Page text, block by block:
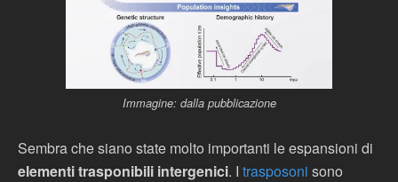
Immagine: dalla pubblicazione
Sembra che siano state molto importanti le espansioni di
elementi trasponibili intergenici. I trasposoni sono